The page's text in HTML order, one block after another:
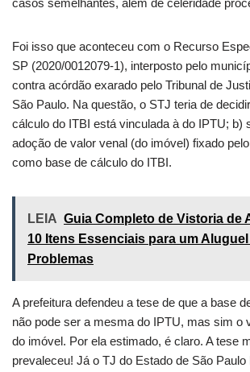
casos semelhantes, além de celeridade
Foi isso que aconteceu com o Recurso
SP (2020/0012079-1), interposto pelo
contra acórdão exarado pelo Tribunal de
São Paulo. Na questão, o STJ teria de
cálculo do ITBI está vinculada à do IPTU; b)
adoção de valor venal (do imóvel) fixado
como base de cálculo do ITBI.
LEIA Guia Completo de Vistoria de
10 Itens Essenciais para um
Problemas
A prefeitura defendeu a tese de que a base
não pode ser a mesma do IPTU, mas sim o
do imóvel. Por ela estimado, é claro. A tese
prevaleceu! Já o TJ do Estado de São Paulo